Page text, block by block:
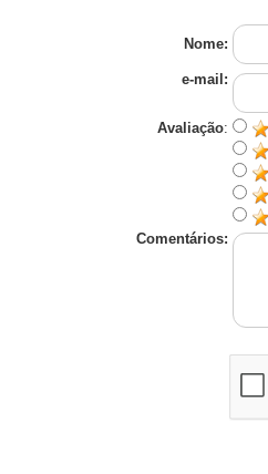
Nome:
e-mail:
Avaliação:
Comentários: